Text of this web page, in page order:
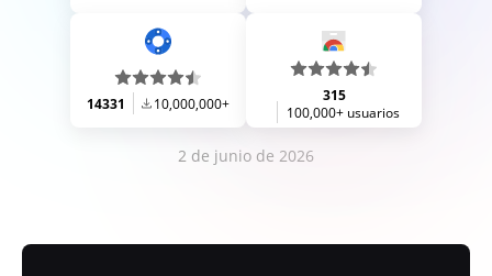
14331 10,000,000+
315
100,000+ usuarios
2 de junio de 2026